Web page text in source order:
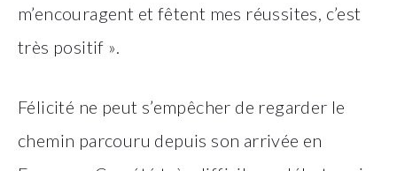
m’encouragent et fêtent mes réussites, c’est
très positif ».
Félicité ne peut s’empêcher de regarder le
chemin parcouru depuis son arrivée en